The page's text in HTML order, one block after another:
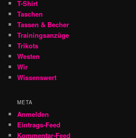
T-Shirt
Taschen
Tassen & Becher
Trainingsanzüge
Trikots
Westen
Wir
Wissenswert
META
Anmelden
Eintrags-Feed
Kommentar-Feed